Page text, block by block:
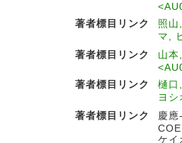
著者標目リンク
照
マ,
著者標目リンク
山
著者標目リンク
樋口
ヨ
著者標目リンク
慶
COE
ケイ